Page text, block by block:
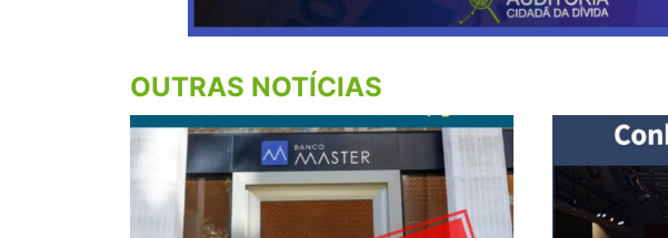
OUTRAS NOTÍCIAS